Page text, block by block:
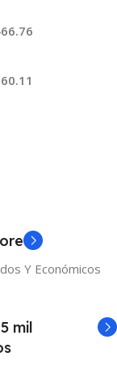
Y Económicos
mil